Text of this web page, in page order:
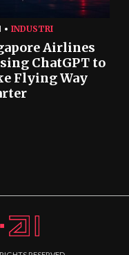
INDUSTRI
Airlines
ChatGPT to
Flying Way